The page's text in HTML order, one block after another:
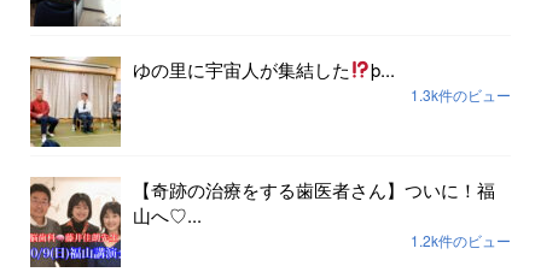
ゆの里に宇宙人が集結した þ...
1.3k件のビュー
【奇跡の治療をする歯医者さん】ついに！福
山へ♡...
1.2k件のビュー